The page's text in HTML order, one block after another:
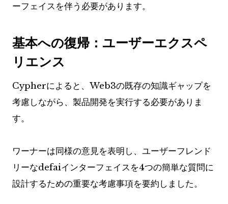
ーフェイスを伴う必要があります。
基本への復帰：ユーザーエクスペ
リエンス
Cypherによると、Web3の既存の知識ギャップを
考慮しながら、製品開発を実行する必要がありま
す。
ワーナーは同様の意見を表明し、ユーザーフレンド
リーなdefaiインターフェイスを4つの簡単な質問に
設計するための重要な考慮事項を要約しました。